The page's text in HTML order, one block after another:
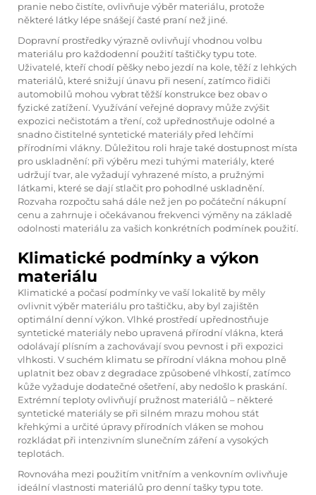
pranie nebo čistíte, ovlivňuje výběr materiálu, protože
některé látky lépe snášejí časté praní než jiné.
Dopravní prostředky výrazně ovlivňují vhodnou volbu
materiálu pro každodenní použití taštičky typu tote.
Uživatelé, kteří chodí pěšky nebo jezdí na kole, těží z lehkých
materiálů, které snižují únavu při nesení, zatímco řidiči
automobilů mohou vybrat těžší konstrukce bez obav o
fyzické zatížení. Využívání veřejné dopravy může zvýšit
expozici nečistotám a tření, což upřednostňuje odolné a
snadno čistitelné syntetické materiály před lehčími
přírodními vlákny. Důležitou roli hraje také dostupnost místa
pro uskladnění: při výběru mezi tuhými materiály, které
udržují tvar, ale vyžadují vyhrazené místo, a pružnými
látkami, které se dají stlačit pro pohodlné uskladnění.
Rozvaha rozpočtu sahá dále než jen po počáteční nákupní
cenu a zahrnuje i očekávanou frekvenci výměny na základě
odolnosti materiálu za vašich konkrétních podmínek použití.
Klimatické podmínky a výkon
materiálu
Klimatické a počasí podmínky ve vaší lokalitě by měly
ovlivnit výběr materiálu pro taštičku, aby byl zajištěn
optimální denní výkon. Vlhké prostředí upřednostňuje
syntetické materiály nebo upravená přírodní vlákna, která
odolávají plísním a zachovávají svou pevnost i při expozici
vlhkosti. V suchém klimatu se přírodní vlákna mohou plně
uplatnit bez obav z degradace způsobené vlhkostí, zatímco
kůže vyžaduje dodatečné ošetření, aby nedošlo k praskání.
Extrémní teploty ovlivňují pružnost materiálů – některé
syntetické materiály se při silném mrazu mohou stát
křehkými a určité úpravy přírodních vláken se mohou
rozkládat při intenzivním slunečním záření a vysokých
teplotách.
Rovnováha mezi použitím vnitřním a venkovním ovlivňuje
ideální vlastnosti materiálů pro denní tašky typu tote.